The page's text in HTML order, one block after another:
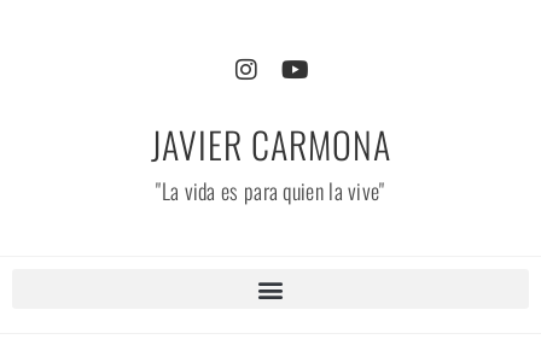
JAVIER CARMONA
"La vida es para quien la vive"